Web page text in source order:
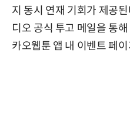
지 동시 연재 기회가 제공
디오 공식 투고 메일을 통
카오웹툰 앱 내 이벤트 페